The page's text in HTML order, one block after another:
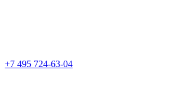
+7 495 724-63-04